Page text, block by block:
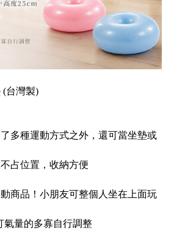
(台灣製)
多種運動方式之外，還可當坐墊或
占位置，收納方便
商品！小朋友可整個人坐在上面玩
氣量的多寡自行調整